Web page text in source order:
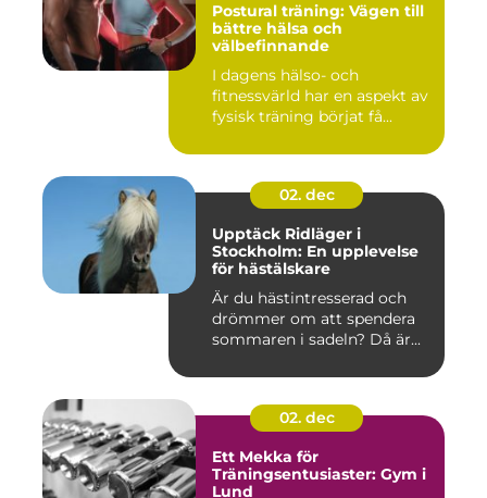
Postural träning: Vägen till
bättre hälsa och
välbefinnande
I dagens hälso- och
fitnessvärld har en aspekt av
fysisk träning börjat få...
02. dec
Upptäck Ridläger i
Stockholm: En upplevelse
för hästälskare
Är du hästintresserad och
drömmer om att spendera
sommaren i sadeln? Då är...
02. dec
Ett Mekka för
Träningsentusiaster: Gym i
Lund